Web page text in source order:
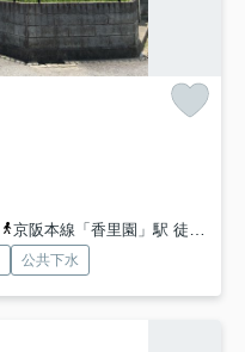
京阪本線「香里園」駅 徒歩30分
公共下水